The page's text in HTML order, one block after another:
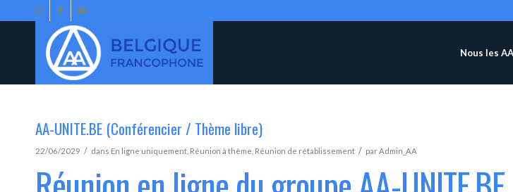
Nous les AA
AA-UNITE.BE (Conférencier / Thème libre)
22/06/2029 / dans En ligne uniquement Réunion à thème Réunion de rétablissement / parAdmin_AA